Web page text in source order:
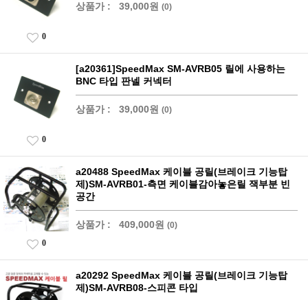
상품가 : 39,000원 (0)
0
[a20361]SpeedMax SM-AVRB05 릴에 사용하는
BNC 타입 판넬 커넥터
상품가 : 39,000원 (0)
0
a20488 SpeedMax 케이블 공릴(브레이크 기능탑
제)SM-AVRB01-측면 케이블감아놓은릴 잭부분 빈
공간
상품가 : 409,000원 (0)
0
a20292 SpeedMax 케이블 공릴(브레이크 기능탑
제)SM-AVRB08-스피콘 타입